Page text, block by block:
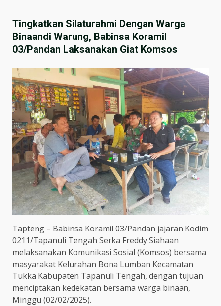
Tingkatkan Silaturahmi Dengan Warga
Binaandi Warung, Babinsa Koramil
03/Pandan Laksanakan Giat Komsos
Tapteng – Babinsa Koramil 03/Pandan jajaran Kodim
0211/Tapanuli Tengah Serka Freddy Siahaan
melaksanakan Komunikasi Sosial (Komsos) bersama
masyarakat Kelurahan Bona Lumban Kecamatan
Tukka Kabupaten Tapanuli Tengah, dengan tujuan
menciptakan kedekatan bersama warga binaan,
Minggu (02/02/2025).